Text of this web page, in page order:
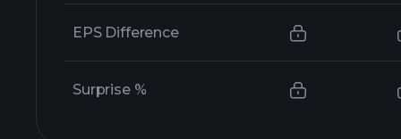
EPS Difference
Surprise %